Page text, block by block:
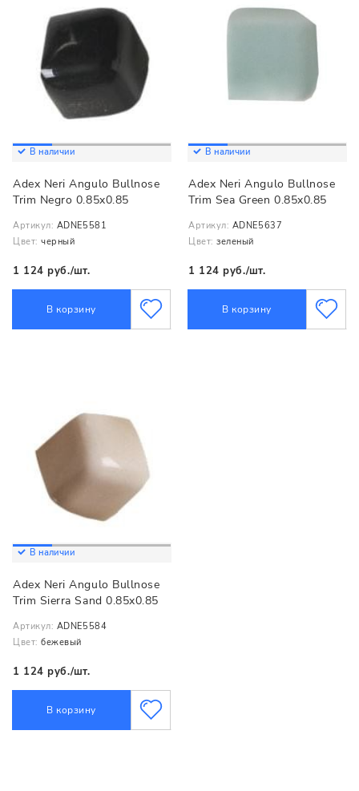
В наличии
Adex Neri Angulo Bullnose
Trim Negro 0.85x0.85
Артикул: ADNE5581
Цвет: черный
1 124 руб./шт.
В корзину
В наличии
Adex Neri Angulo Bullnose
Trim Sea Green 0.85x0.85
Артикул: ADNE5637
Цвет: зеленый
1 124 руб./шт.
В корзину
В наличии
Adex Neri Angulo Bullnose
Trim Sierra Sand 0.85x0.85
Артикул: ADNE5584
Цвет: бежевый
1 124 руб./шт.
В корзину